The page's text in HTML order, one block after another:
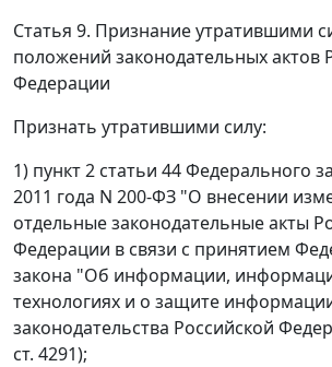
Статья 9. Признание утратившими
положений законодательных актов
Федерации
Признать утратившими силу:
1) пункт 2 статьи 44 Федерального
2011 года N 200-ФЗ "О внесении
отдельные законодательные акты
Федерации в связи с принятием
закона "Об информации,
технологиях и о защите
законодательства Российской
ст. 4291);